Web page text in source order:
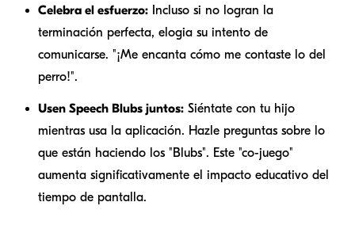
Celebra el esfuerzo: Incluso si no logran la
terminación perfecta, elogia su intento de
comunicarse. "¡Me encanta cómo me contaste lo del
perro!".
Usen Speech Blubs juntos: Siéntate con tu hijo
mientras usa la aplicación. Hazle preguntas sobre lo
que están haciendo los "Blubs". Este "co-juego"
aumenta significativamente el impacto educativo del
tiempo de pantalla.